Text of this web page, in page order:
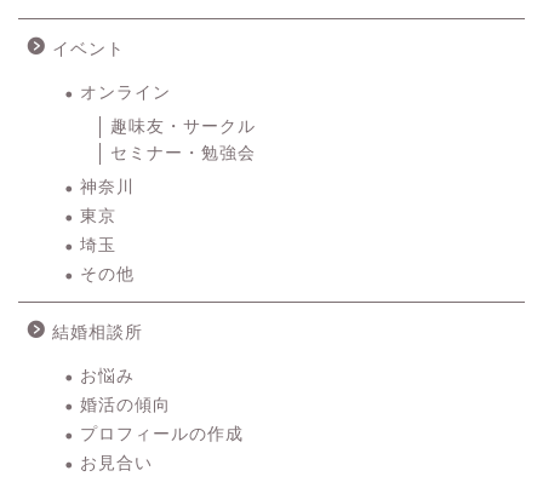
イベント
オンライン
趣味友・サークル
セミナー・勉強会
神奈川
東京
埼玉
その他
結婚相談所
お悩み
婚活の傾向
プロフィールの作成
お見合い